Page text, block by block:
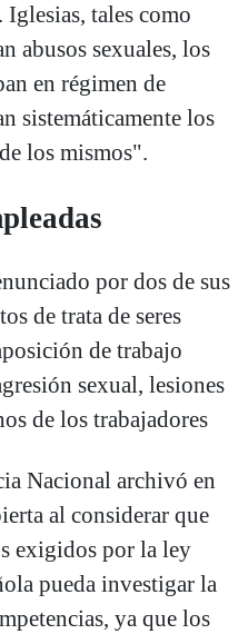
tales como
abusos sexuales, los
en régimen de
sistemáticamente los
los mismos".
por dos de sus
de trata de seres
de trabajo
sexual, lesiones
de los trabajadores
Nacional archivó en
al considerar que
exigidos por la ley
pueda investigar la
ya que los